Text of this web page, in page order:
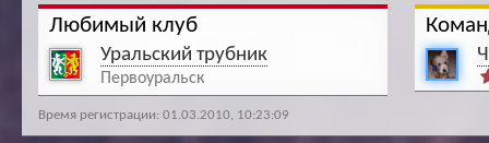
Любимый клуб
Уральский трубник
Первоуральск
Время регистрации: 01.03.2010, 10:23:09